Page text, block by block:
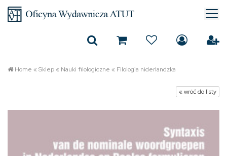
Home «Sklep« Nauki filologiczne « Filologia niderlandzka
« wróć do listy